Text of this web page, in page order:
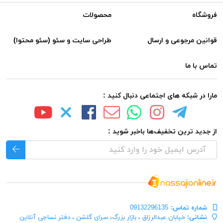
فروشگاه محصولات
قوانین مرجوعی و ارسال طراحی سایت و سئو (سئو محتوا)
تماس با ما
مارا در شبکه های اجتماعی دنبال کنید :
از جدید ترین تخفیف‌ها باخبر شوید :
شماره تماس‌: 09132296135
نشانی: خیابان عبدالرزاق ، بازار بزرگ، سرای گلشن ، دفتر نساجی آنلاین